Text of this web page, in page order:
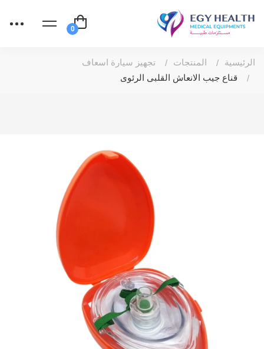
الرئيسية المنتجات
تجهيز سيارة اسعاف
قناع جيب الانعاش القلبى الرئوى